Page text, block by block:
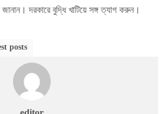
দরকারে বুদ্ধি খাটিয়ে সঙ্গ ত্যাগ করুন।
posts